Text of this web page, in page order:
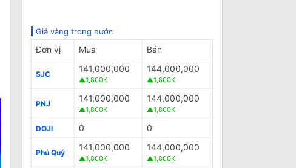
Giá vàng trong nước
Đơn vị Mua Bán
SJC
141,000,000
▲1,800K
144,000,000
▲1,800K
PNJ
141,000,000
▲1,800K
144,000,000
▲1,800K
DOJI 0 0
Phú Quý
141,000,000
▲1,800K
144,000,000
▲1,800K